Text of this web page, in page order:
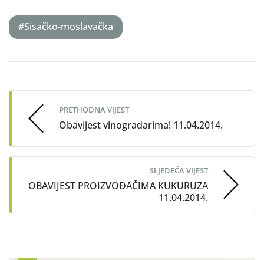
#Sisačko-moslavačka
navigation
PRETHODNA VIJEST
Obavijest vinogradarima! 11.04.2014.
SLJEDEĆA VIJEST
OBAVIJEST PROIZVOĐAČIMA KUKURUZA
11.04.2014.